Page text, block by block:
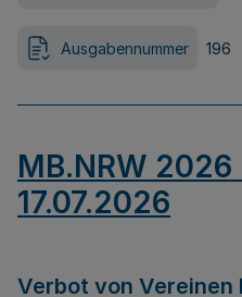
Ausgabennummer 196
MB.NRW 2026
17.07.2026
Verbot von Vereinen